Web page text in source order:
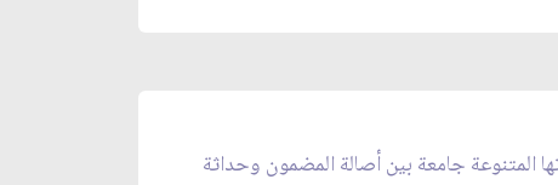
المتنوعة جامعة بين أصالة المضمون وحداثة